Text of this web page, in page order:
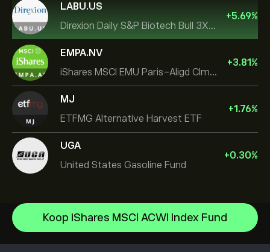
LABU.US
Direxion Daily S&P Biotech Bull 3X ETF
+5.69%
EMPA.NV
iShares MSCI EMU Paris-Aligd Clmt UCITS ETF EUR A
+3.81%
MJ
ETFMG Alternative Harvest ETF
+1.76%
UGA
United States Gasoline Fund
+0.30%
Koop iShares MSCI ACWI Index Fund
iShares Silver Trust
iShares Semiconductor ETF